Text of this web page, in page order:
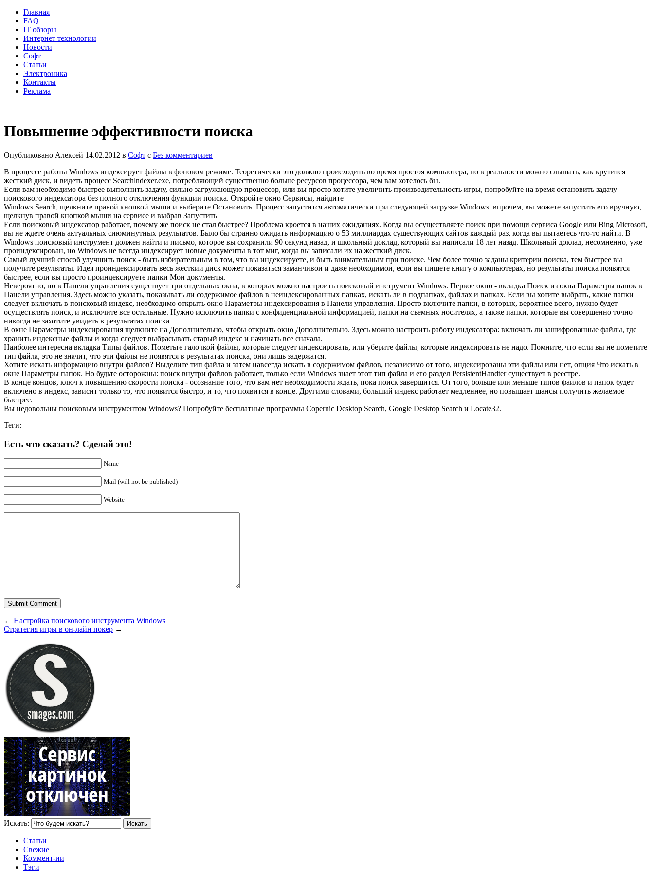
Главная
FAQ
IT обзоры
Интернет технологии
Новости
Софт
Статьи
Электроника
Контакты
Реклама
Повышение эффективности поиска
Опубликовано Алексей 14.02.2012 в Софт с Без комментариев
В процессе работы Windows индексирует файлы в фоновом режиме. Теоретически это должно происходить во время простоя компьютера, но в реальности можно слышать, как крутится
жесткий диск, и видеть процесс Searchlndexer.exe, потребляющий существенно больше ресурсов процессора, чем вам хотелось бы.
Если вам необходимо быстрее выполнить задачу, сильно загружающую процессор, или вы просто хотите увеличить производительность игры, попробуйте на время остановить задачу
поискового индексатора без полного отключения функции поиска. Откройте окно Сервисы, найдите
Windows Search, щелкните правой кнопкой мыши и выберите Остановить. Процесс запустится автоматически при следующей загрузке Windows, впрочем, вы можете запустить его вручную,
щелкнув правой кнопкой мыши на сервисе и выбрав Запустить.
Если поисковый индексатор работает, почему же поиск не стал быстрее? Проблема кроется в наших ожиданиях. Когда вы осуществляете поиск при помощи сервиса Google или Bing Microsoft,
вы не ждете очень актуальных сиюминутных результатов. Было бы странно ожидать информацию о 53 миллиардах существующих сайтов каждый раз, когда вы пытаетесь что-то найти. В
Windows поисковый инструмент должен найти и письмо, которое вы сохранили 90 секунд назад, и школьный доклад, который вы написали 18 лет назад. Школьный доклад, несомненно, уже
проиндексирован, но Windows не всегда индексирует новые документы в тот миг, когда вы записали их на жесткий диск.
Самый лучший способ улучшить поиск - быть избирательным в том, что вы индексируете, и быть внимательным при поиске. Чем более точно заданы критерии поиска, тем быстрее вы
получите результаты. Идея проиндексировать весь жесткий диск может показаться заманчивой и даже необходимой, если вы пишете книгу о компьютерах, но результаты поиска появятся
быстрее, если вы просто проиндексируете папки Мои документы.
Невероятно, но в Панели управления существует три отдельных окна, в которых можно настроить поисковый инструмент Windows. Первое окно - вкладка Поиск из окна Параметры папок в
Панели управления. Здесь можно указать, показывать ли содержимое файлов в неиндексированных папках, искать ли в подпапках, файлах и папках. Если вы хотите выбрать, какие папки
следует включать в поисковый индекс, необходимо открыть окно Параметры индексирования в Панели управления. Просто включите папки, в которых, вероятнее всего, нужно будет
осуществлять поиск, и исключите все остальные. Нужно исключить папки с конфиденциальной информацией, папки на съемных носителях, а также папки, которые вы совершенно точно
никогда не захотите увидеть в результатах поиска.
В окне Параметры индексирования щелкните на Дополнительно, чтобы открыть окно Дополнительно. Здесь можно настроить работу индексатора: включать ли зашифрованные файлы, где
хранить индексные файлы и когда следует выбрасывать старый индекс и начинать все сначала.
Наиболее интересна вкладка Типы файлов. Пометьте галочкой файлы, которые следует индексировать, или уберите файлы, которые индексировать не надо. Помните, что если вы не пометите
тип файла, это не значит, что эти файлы не появятся в результатах поиска, они лишь задержатся.
Хотите искать информацию внутри файлов? Выделите тип файла и затем навсегда искать в содержимом файлов, независимо от того, индексированы эти файлы или нет, опция Что искать в
окне Параметры папок. Но будьте осторожны: поиск внутри файлов работает, только если Windows знает этот тип файла и его раздел PerslstentHandter существует в реестре.
В конце концов, ключ к повышению скорости поиска - осознание того, что вам нет необходимости ждать, пока поиск завершится. От того, больше или меньше типов файлов и папок будет
включено в индекс, зависит только то, что появится быстро, и то, что появится в конце. Другими словами, больший индекс работает медленнее, но повышает шансы получить желаемое
быстрее.
Вы недовольны поисковым инструментом Windows? Попробуйте бесплатные программы Copernic Desktop Search, Google Desktop Search и Locate32.
Теги:
Есть что сказать? Сделай это!
Name
Mail (will not be published)
Website
← Настройка поискового инструмента Windows
Стратегия игры в он-лайн покер →
Искать:
Статьи
Свежие
Коммент-ии
Тэги